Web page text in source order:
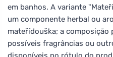
em banhos. A variante
um componente herbal ou
mateřídouška; a composição
possíveis fragrâncias ou